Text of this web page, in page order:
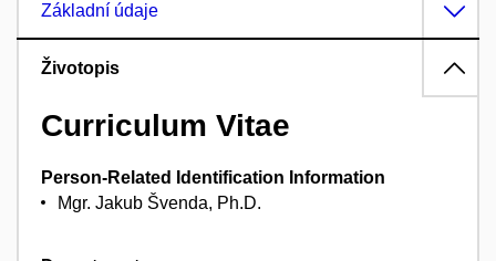
Základní údaje
Životopis
Curriculum Vitae
Person-Related Identification Information
Mgr. Jakub Švenda, Ph.D.